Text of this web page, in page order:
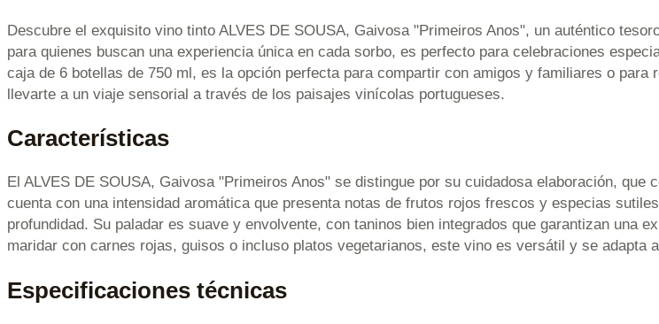
Descubre el exquisito vino tinto ALVES DE SOUSA, Gaivosa "Primeiros Anos", un auténtico
para quienes buscan una experiencia única en cada sorbo, es perfecto para celebraciones
caja de 6 botellas de 750 ml, es la opción perfecta para compartir con amigos y familiares o para
llevarte a un viaje sensorial a través de los paisajes vinícolas portugueses.
Características
El ALVES DE SOUSA, Gaivosa "Primeiros Anos" se distingue por su cuidadosa elaboración,
cuenta con una intensidad aromática que presenta notas de frutos rojos frescos y especias
profundidad. Su paladar es suave y envolvente, con taninos bien integrados que garantizan una
maridar con carnes rojas, guisos o incluso platos vegetarianos, este vino es versátil y se adapta
Especificaciones técnicas